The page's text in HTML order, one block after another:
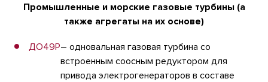
Промышленные и морские газовые турбины (а
также агрегаты на их основе)
ДО49Р– одновальная газовая турбина со
встроенным соосным редуктором для
привода электрогенераторов в составе